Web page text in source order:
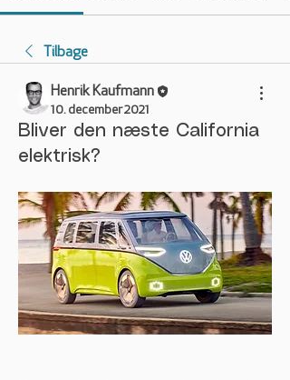
Tilbage
Henrik Kaufmann
10. december 2021
Bliver den næste California
elektrisk?